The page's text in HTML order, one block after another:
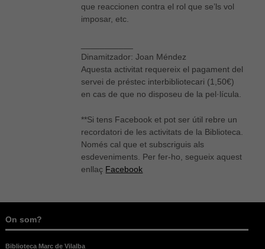
que reaccionen contra el rol que se’ls vol
imposar, etc.
Dinamitzador: Joan Méndez
Aquesta activitat requereix el pagament del
servei de préstec interbibliotecari (1,50€)
en cas de que no disposeu de la pel·lícula.
**Si tens Facebook et pot ser útil rebre un
recordatori de les activitats de la Biblioteca.
Només cal que et subscriguis als
esdeveniments. Per fer-ho, segueix aquest
enllaç Facebook
On som?
Biblioteca Marc de Vilalba
són
opcionals,
són
necessàries
per al bon
web.
Estadístiques